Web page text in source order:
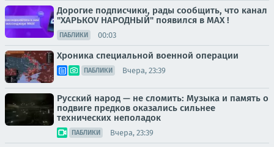
Дорогие подписчики, рады сообщить, что канал
"ХАРЬКОV НАРОДНЫЙ" появился в MAX !
ПАБЛИКИ 00:03
Хроника специальной военной операции
ПАБЛИКИ Вчера, 23:39
Русский народ — не сломить: Музыка и память о
подвиге предков оказались сильнее
технических неполадок
ПАБЛИКИ Вчера, 23:39